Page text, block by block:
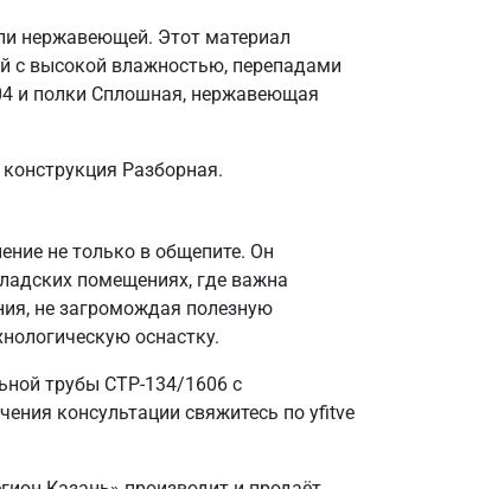
нержавеющей. Этот материал
с высокой влажностью, перепадами
и полки Сплошная, нержавеющая
Разборная.
не только в общепите. Он
помещениях, где важна
не загромождая полезную
оснастку.
трубы СТР-134/1606 с
консультации свяжитесь по yfitve